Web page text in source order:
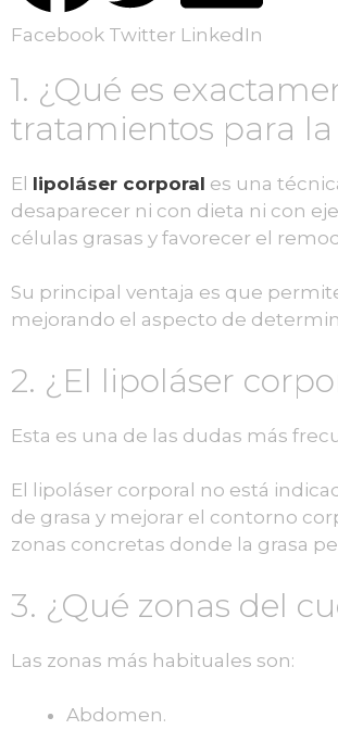
Facebook Twitter LinkedIn
1. ¿Qué es
tratamientos para
El lipoláser corporal es una
desaparecer ni con dieta ni con
células grasas y favorecer el
Su principal ventaja es que
mejorando el aspecto de
2. ¿El lipoláser
Esta es una de las dudas más
El lipoláser corporal no está
de grasa y mejorar el contorno
zonas concretas donde la grasa
3. ¿Qué zonas del
Las zonas más habituales son:
Abdomen.